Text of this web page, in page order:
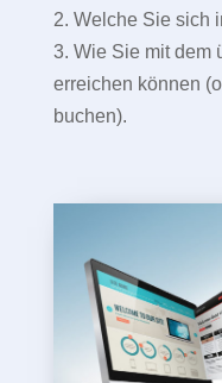
2. Welche Sie sich
3. Wie Sie mit dem
erreichen können
buchen).